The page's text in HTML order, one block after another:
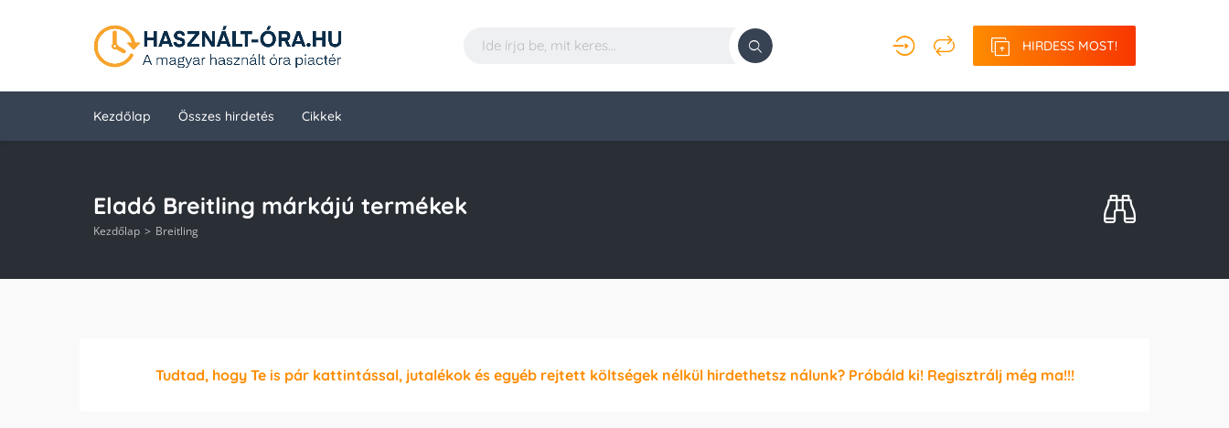
HIRDESS MOST!
Kezdőlap Összes hirdetés Cikkek
Eladó Breitling márkájú termékek
Kezdőlap Breitling
Tudtad, hogy Te is pár kattintással, jutalékok és egyéb rejtett költségek nélkül hirdethetsz nálunk? Próbáld ki! Regisztrálj még ma!!!